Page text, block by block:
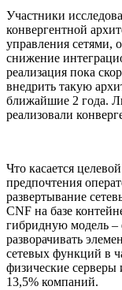
Участники
конвергентной
управления сетями,
снижение
реализация пока
внедрить такую
ближайшие 2 года.
реализовали
Что касается
предпочтения
развертывание
CNF на базе
гибридную модель
разворачивать
сетевых функций в
физические
13,5% компаний.